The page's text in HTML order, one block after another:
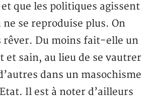
que les politiques agissent
ne se reproduise plus. On
rêver. Du moins fait-elle un
et sain, au lieu de se vautrer
dans un masochisme
Il est à noter d’ailleurs